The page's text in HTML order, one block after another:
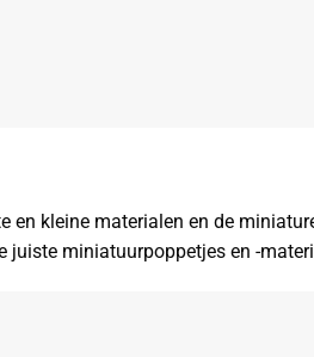
kleine materialen en de
miniatuurpoppetjes en -